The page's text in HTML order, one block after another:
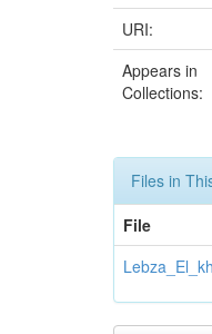
URI:
Appears in
Collections:
Files in
File